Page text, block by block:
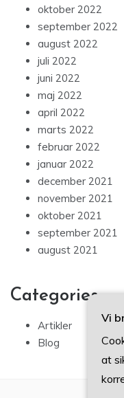
oktober 2022
september 2022
august 2022
juli 2022
juni 2022
maj 2022
april 2022
marts 2022
februar 2022
januar 2022
december 2021
november 2021
oktober 2021
september 2021
august 2021
Categories
Artikler
Blog
Vi
at